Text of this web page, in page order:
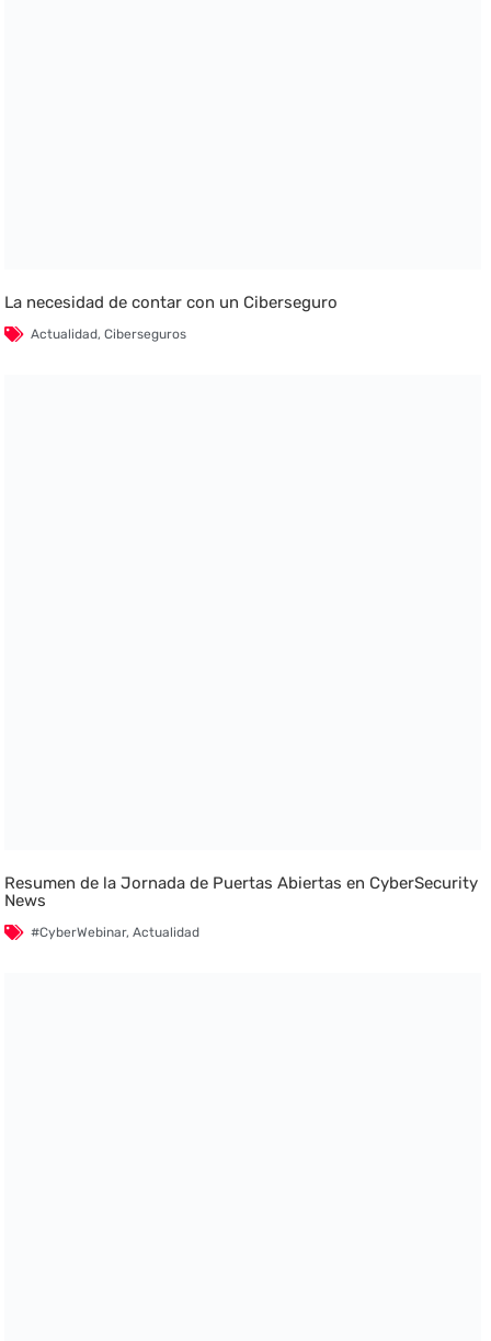
La necesidad de contar con un Ciberseguro
Actualidad,Ciberseguros
Resumen de la Jornada de Puertas Abiertas en CyberSecurity
News
#CyberWebinar,Actualidad